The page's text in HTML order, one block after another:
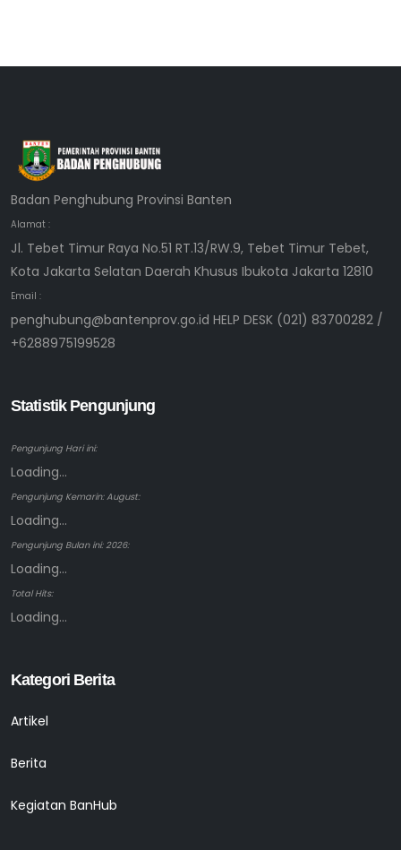
Badan Penghubung Provinsi Banten
Alamat :
Jl. Tebet Timur Raya No.51 RT.13/RW.9, Tebet Timur Tebet,
Kota Jakarta Selatan Daerah Khusus Ibukota Jakarta 12810
Email :
penghubung@bantenprov.go.id HELP DESK (021) 83700282 /
+6288975199528
Statistik Pengunjung
Pengunjung Hari ini:
Loading...
Pengunjung Kemarin: August:
Loading...
Pengunjung Bulan ini: 2026:
Loading...
Total Hits:
Loading...
Kategori Berita
Artikel
Berita
Kegiatan BanHub